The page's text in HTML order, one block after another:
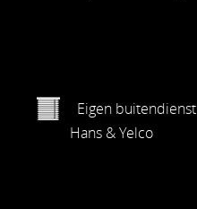
Eigen buitendienst
Hans & Yelco